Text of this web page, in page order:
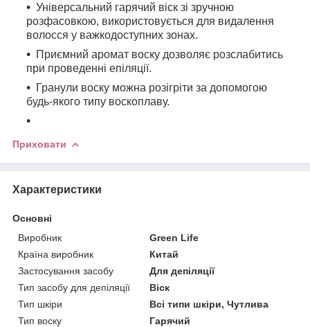
Універсальний гарячий віск зі зручною
розфасовкою, використовується для видалення
волосся у важкодоступних зонах.
Приємний аромат воску дозволяє розслабитись
при проведенні епіляції.
Гранули воску можна розігріти за допомогою
будь-якого типу воскоплаву.
Приховати
Характеристики
Основні
Виробник
Green Life
Країна виробник
Китай
Застосування засобу
Для депіляції
Тип засобу для депіляції
Віск
Тип шкіри
Всі типи шкіри, Чутлива
Тип воску
Гарячий